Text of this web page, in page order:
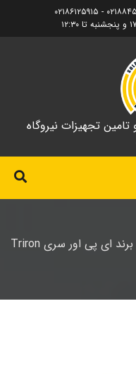
تجهیزات نیروگاه